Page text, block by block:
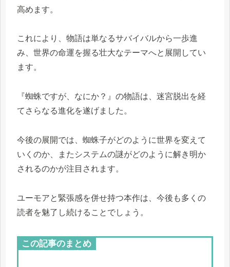
高めます。
これにより、物語は単なるサバイバルから一歩進
み、世界の命運を握る壮大なテーマへと展開してい
ます。
『蜘蛛ですが、なにか？』の物語は、迷宮脱出を経
てさらなる進化を遂げました。
今後の展開では、蜘蛛子がどのように世界を変えて
いくのか、またシステムの謎がどのように解き明か
されるのかが注目されます。
ユーモアと緊張感を併せ持つ本作は、今後も多くの
読者を魅了し続けることでしょう。
この記事のまとめ